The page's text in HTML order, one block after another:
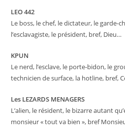
LEO 442
Le boss, le chef, le dictateur, le garde-
l’esclavagiste, le président, bref, Dieu…
KPUN
Le nerd, l’esclave, le porte-bidon, le
technicien de surface, la hotline, bref,
Les LEZARDS MENAGERS
L’alien, le résident, le bizarre autant
monsieur « tout va bien », bref